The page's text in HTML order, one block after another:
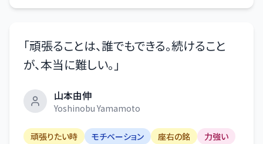
「頑張ることは、誰でもできる。続けること
が、本当に難しい。 」
山本由伸
Yoshinobu Yamamoto
頑張りたい時 モチベーション 座右の銘
力強い